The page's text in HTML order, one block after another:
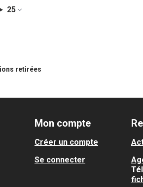
25
retirées
Mon compte
Créer un compte
Se connecter